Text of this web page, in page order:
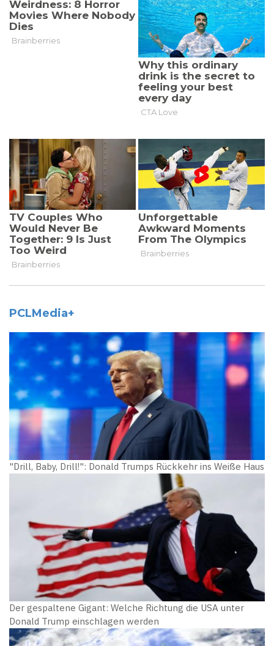
PCLMedia+
"Drill, Baby, Drill!": Donald Trumps Rückkehr ins Weiße Haus
Der gespaltene Gigant: Welche Richtung die USA unter
Donald Trump einschlagen werden